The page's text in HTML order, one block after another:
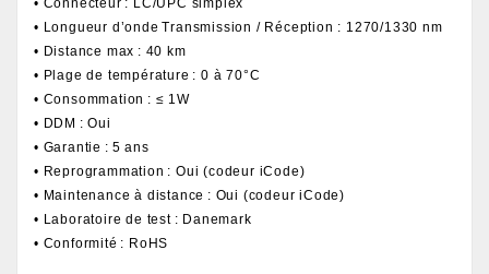
• Connecteur : LC/UPC simplex
• Longueur d’onde Transmission / Réception : 1270/1330 nm
• Distance max : 40 km
• Plage de température : 0 à 70°C
• Consommation : ≤ 1W
• DDM : Oui
• Garantie : 5 ans
• Reprogrammation : Oui (codeur iCode)
• Maintenance à distance : Oui (codeur iCode)
• Laboratoire de test : Danemark
• Conformité : RoHS